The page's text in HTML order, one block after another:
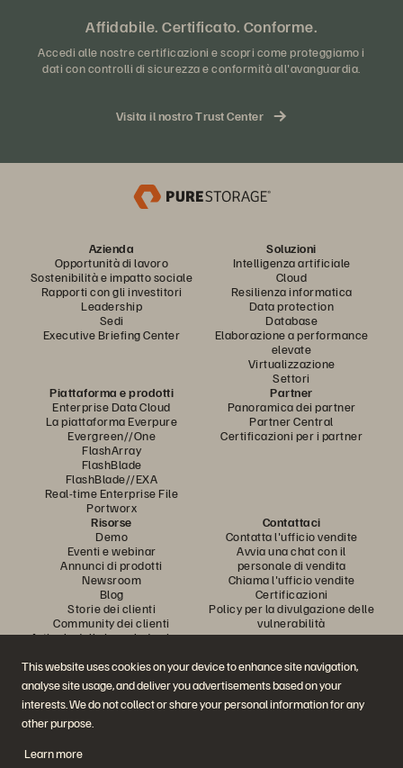
This website uses cookies on your device to enhance site navigation,
analyse site usage, and deliver you advertisements based on your
interests. We do not collect or share your personal information for any
other purpose.
Learn more
Affidabile. Certificato. Conforme.
Accedi alle nostre certificazioni e scopri come proteggiamo i
dati con controlli di sicurezza e conformità all'avanguardia.
Visita il nostro Trust Center
Azienda
Opportunità di lavoro
Sostenibilità e impatto sociale
Rapporti con gli investitori
Leadership
Sedi
Executive Briefing Center
Soluzioni
Intelligenza artificiale
Cloud
Resilienza informatica
Data protection
Database
Elaborazione a performance
elevate
Virtualizzazione
Settori
Piattaforma e prodotti
Enterprise Data Cloud
La piattaforma Everpure
Evergreen//One
FlashArray
FlashBlade
FlashBlade//EXA
Real-time Enterprise File
Portworx
Partner
Panoramica dei partner
Partner Central
Certificazioni per i partner
Risorse
Demo
Eventi e webinar
Annunci di prodotti
Newsroom
Blog
Storie dei clienti
Community dei clienti
Articolo della knowledge base
Contattaci
Contatta l'ufficio vendite
Avvia una chat con il
personale di vendita
Chiama l'ufficio vendite
Certificazioni
Policy per la divulgazione delle
vulnerabilità
Partecipa alla conversazione
Segui tutti i canali social ufficiali di Everpure